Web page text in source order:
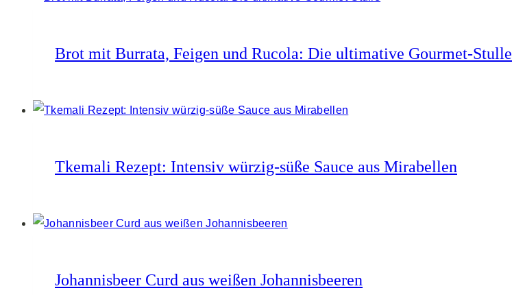
Brot mit Burrata, Feigen und Rucola: Die ultimative Gourmet-Stulle
Tkemali Rezept: Intensiv würzig-süße Sauce aus Mirabellen
Johannisbeer Curd aus weißen Johannisbeeren